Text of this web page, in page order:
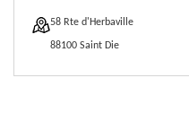
58 Rte d'Herbaville
88100 Saint Die